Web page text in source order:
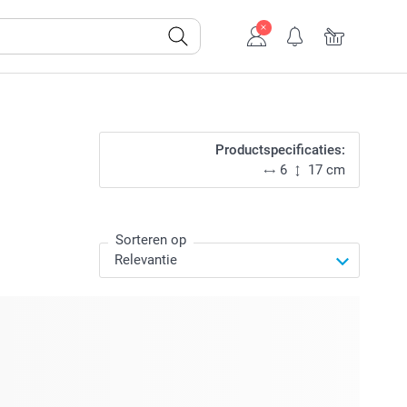
Productspecificaties:
6
17 cm
Sorteren op